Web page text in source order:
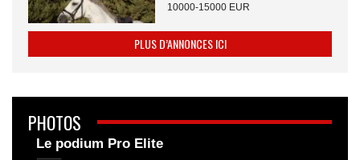
10000-15000 EUR
PLUS D’ANNONCES ICI
PHOTOS
Le podium Pro Elite